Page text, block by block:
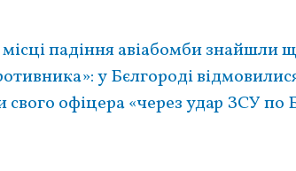
місці падіння авіабомби
у Бєлгороді
офіцера «через удар ЗСУ по